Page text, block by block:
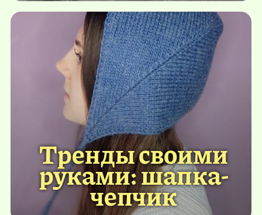
Тренды своими
руками: шапка-
чепчик